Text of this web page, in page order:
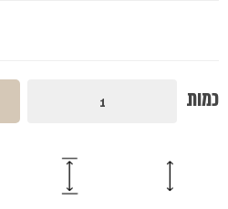
כמות